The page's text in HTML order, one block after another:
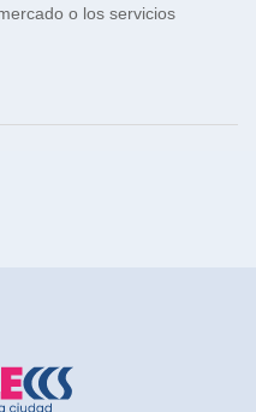
o los servicios